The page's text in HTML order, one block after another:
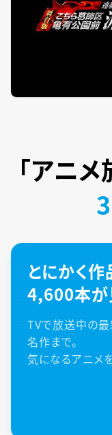
「アニ
とにかく作
4,600本が
TVで放送中の最
名作まで。
気になるアニメ